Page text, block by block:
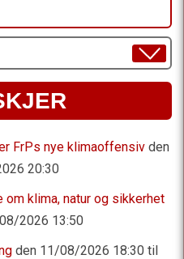
FrPs nye klimaoffensiv den
20:30
om klima, natur og sikkerhet
2026 13:50
den 11/08/2026 18:30 til